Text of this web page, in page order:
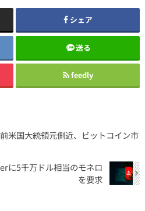
シェア
送る
feedly
米国大統領元側近、ビットコイン市
に5千万ドル相当のモネロ
を要求